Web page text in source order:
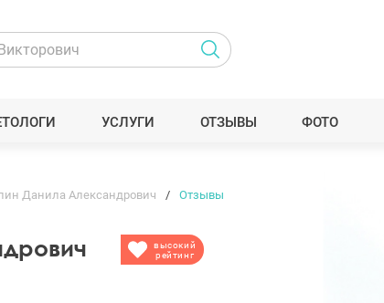
УСЛУГИ ОТЗЫВЫ ФОТО
Данила Александрович Отзывы
высокий
рейтинг